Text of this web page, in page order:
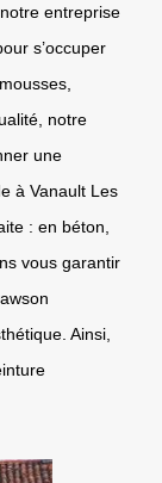
entreprise
s’occuper
notre
une
à Vanault Les
: en béton,
vous garantir
Ainsi,